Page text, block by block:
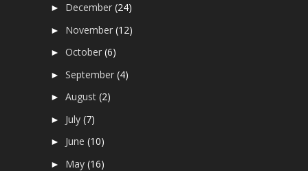
► December(24)
► November(12)
►October(6)
►September(4)
►August(2)
► July(7)
► June(10)
► May(16)